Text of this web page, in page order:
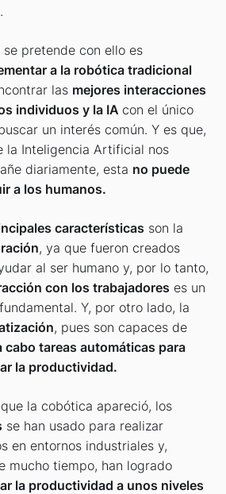
se pretende con ello es
a la robótica tradicional
las mejores interacciones
individuos y la IA con el único
un interés común. Y es que,
la Inteligencia Artificial nos
diariamente, esta no puede
a los humanos.
características son la
, ya que fueron creados
al ser humano y, por lo tanto,
con los trabajadores es un
Y, por otro lado, la
, pues son capaces de
cabo tareas automáticas para
la productividad.
la cobótica apareció, los
se han usado para realizar
en entornos industriales y,
mucho tiempo, han logrado
la productividad a unos niveles